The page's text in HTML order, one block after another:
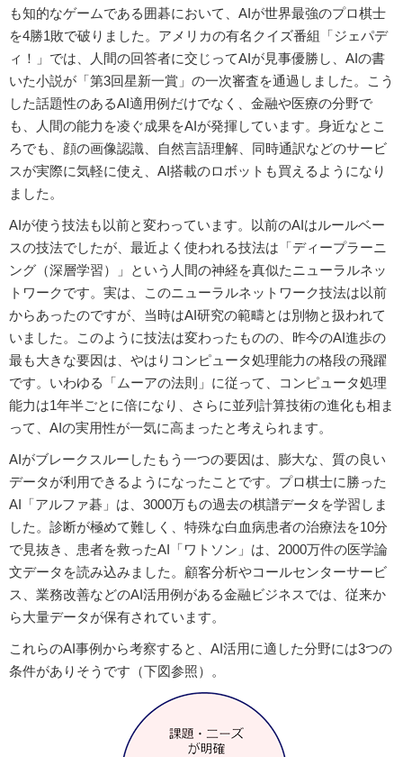
も知的なゲームである囲碁において、AIが世界最強のプロ棋士
を4勝1敗で破りました。アメリカの有名クイズ番組「ジェパデ
ィ！」では、人間の回答者に交じってAIが見事優勝し、AIの書
いた小説が「第3回星新一賞」の一次審査を通過しました。こう
した話題性のあるAI適用例だけでなく、金融や医療の分野で
も、人間の能力を凌ぐ成果をAIが発揮しています。身近なとこ
ろでも、顔の画像認識、自然言語理解、同時通訳などのサービ
スが実際に気軽に使え、AI搭載のロボットも買えるようになり
ました。
AIが使う技法も以前と変わっています。以前のAIはルールベー
スの技法でしたが、最近よく使われる技法は「ディープラーニ
ング（深層学習）」という人間の神経を真似たニューラルネッ
トワークです。実は、このニューラルネットワーク技法は以前
からあったのですが、当時はAI研究の範疇とは別物と扱われて
いました。このように技法は変わったものの、昨今のAI進歩の
最も大きな要因は、やはりコンピュータ処理能力の格段の飛躍
です。いわゆる「ムーアの法則」に従って、コンピュータ処理
能力は1年半ごとに倍になり、さらに並列計算技術の進化も相ま
って、AIの実用性が一気に高まったと考えられます。
AIがブレークスルーしたもう一つの要因は、膨大な、質の良い
データが利用できるようになったことです。プロ棋士に勝った
AI「アルファ碁」は、3000万もの過去の棋譜データを学習しま
した。診断が極めて難しく、特殊な白血病患者の治療法を10分
で見抜き、患者を救ったAI「ワトソン」は、2000万件の医学論
文データを読み込みました。顧客分析やコールセンターサービ
ス、業務改善などのAI活用例がある金融ビジネスでは、従来か
ら大量データが保有されています。
これらのAI事例から考察すると、AI活用に適した分野には3つの
条件がありそうです（下図参照）。